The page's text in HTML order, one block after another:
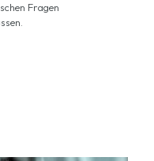
Fragen